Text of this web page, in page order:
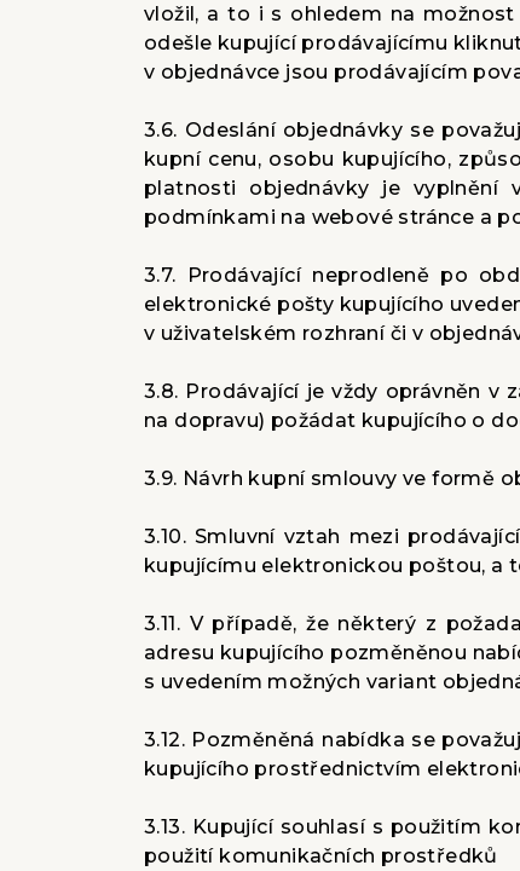
vložil, a to i s ohledem na
odešle kupující prodávajícímu
v objednávce jsou prodávajícím
3.6. Odeslání objednávky se
kupní cenu, osobu kupujícího,
platnosti objednávky je vyplnění
podmínkami na webové stránce a
3.7. Prodávající neprodleně po
elektronické pošty kupujícího
v uživatelském rozhraní či v
3.8. Prodávající je vždy oprávněn v
na dopravu) požádat kupujícího o
3.9. Návrh kupní smlouvy ve formě
3.10. Smluvní vztah mezi
kupujícímu elektronickou poštou, a
3.11. V případě, že některý z
adresu kupujícího pozměněnou
s uvedením možných variant
3.12. Pozměněná nabídka se
kupujícího prostřednictvím
3.13. Kupující souhlasí s použitím
použití komunikačních prostředků